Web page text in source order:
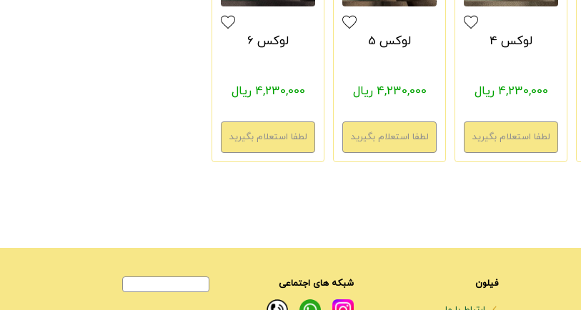
لوکس 4
4,230,000 ریال
لوکس 5
4,230,000 ریال
لوکس 6
4,230,000 ریال
فیلون شبکه های اجتماعی